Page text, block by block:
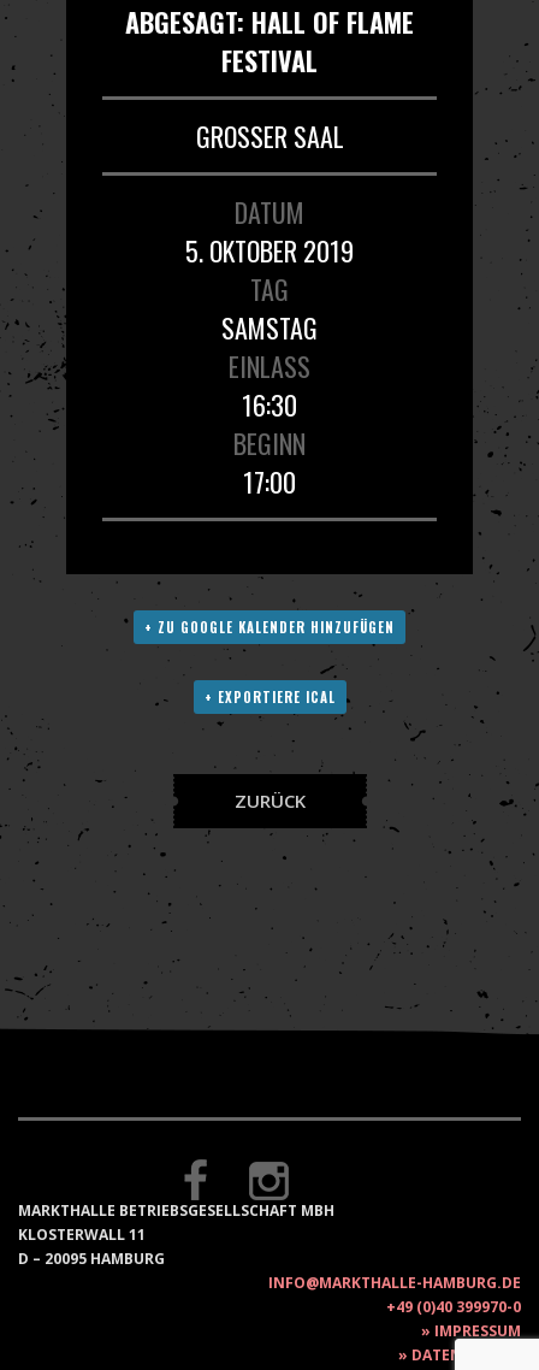
ABGESAGT: HALL OF FLAME
FESTIVAL
GROSSER SAAL
DATUM
5. OKTOBER 2019
TAG
SAMSTAG
EINLASS
16:30
BEGINN
17:00
+ ZU GOOGLE KALENDER HINZUFÜGEN
+ EXPORTIERE ICAL
ZURÜCK
MARKTHALLE BETRIEBSGESELLSCHAFT MBH
KLOSTERWALL 11
D – 20095 HAMBURG
INFO@MARKTHALLE-HAMBURG.DE
+49 (0)40 399970-0
IMPRESSUM
DATENSCHUTZ